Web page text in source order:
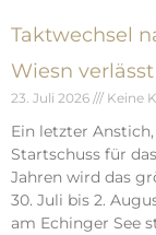
Taktwechsel
Wiesn
23. Juli 2026 Keine
Ein letzter
Startschuss für
Jahren wird das
30. Juli bis 2.
am Echinger See